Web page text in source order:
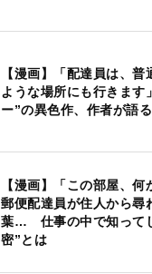
【漫画】「配達員は、
ような場所にも行きます
ー”の異色作、作者が語
【漫画】「この部屋、何
郵便配達員が住人から尋
葉… 仕事の中で知って
密”とは